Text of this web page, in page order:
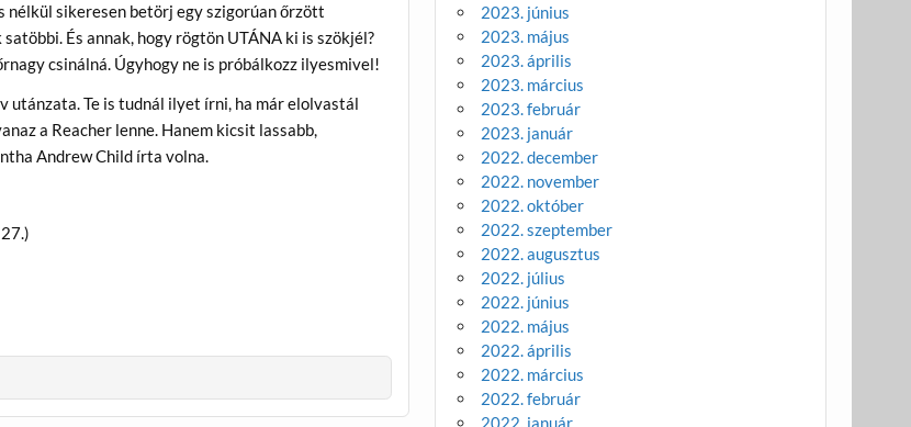
nélkül sikeresen betörj egy szigorúan őrzött
És annak, hogy rögtön UTÁNA ki is szökjél?
csinálná. Úgyhogy ne is próbálkozz ilyesmivel!
utánzata. Te is tudnál ilyet írni, ha már elolvastál
a Reacher lenne. Hanem kicsit lassabb,
Andrew Child írta volna.
2023. június
2023. május
2023. április
2023. március
2023. február
2023. január
2022. december
2022. november
2022. október
2022. szeptember
2022. augusztus
2022. július
2022. június
2022. május
2022. április
2022. március
2022. február
2022. január